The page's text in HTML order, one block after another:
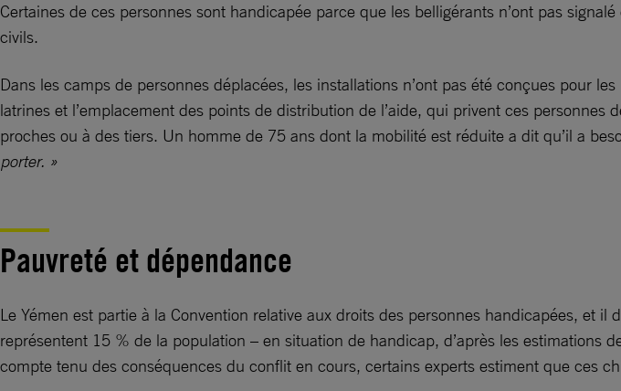
Certaines de ces personnes sont handicapée parce que les belligérants n’ont pas
civils.
Dans les camps de personnes déplacées, les installations n’ont pas été conçues pour
latrines et l’emplacement des points de distribution de l’aide, qui privent ces
proches ou à des tiers. Un homme de 75 ans dont la mobilité est réduite a dit qu’il a
porter. »
Pauvreté et dépendance
Le Yémen est partie à la Convention relative aux droits des personnes handicapées, et
représentent 15 % de la population – en situation de handicap, d’après les estimations
compte tenu des conséquences du conflit en cours, certains experts estiment que ces